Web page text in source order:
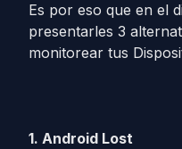
Es por eso que en el
presentarles 3
monitorear tus
1. Android Lost